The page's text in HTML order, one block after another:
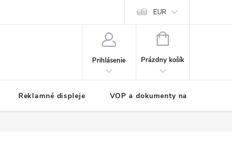
EUR
Prihlásenie
NÁKUPNÝ
Prázdny košík
Reklamné displeje VOP a dokumenty na stiahnutie